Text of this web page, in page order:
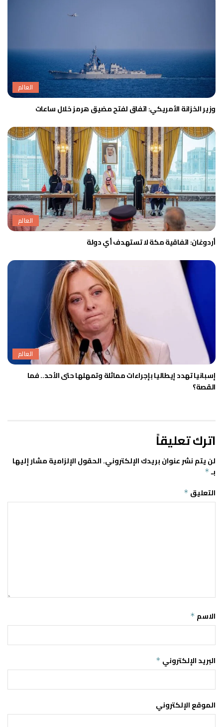
العالم
وزير الخزانة الأمريكي: اتفاق لفتح مضيق هرمز خلال ساعات
العالم
أردوغان: اتفاقية مكة لا تستهدف أي دولة
العالم
إسبانيا تهدد إيطاليا بإجراءات مماثلة وتمهلها حتى الأحد.. فما
القصة؟
اترك تعليقاً
لن يتم نشر عنوان بريدك الإلكتروني.الحقول الإلزامية مشار إليها
بـ *
التعليق *
الاسم *
البريد الإلكتروني *
الموقع الإلكتروني